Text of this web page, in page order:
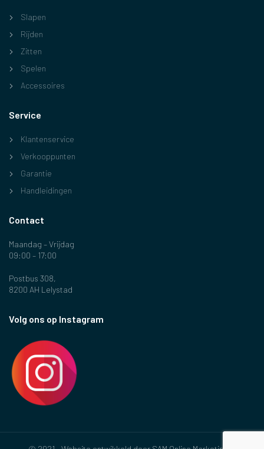
Slapen
Rijden
Zitten
Spelen
Accessoires
Service
Klantenservice
Verkooppunten
Garantie
Handleidingen
Contact
Maandag – Vrijdag
09:00 – 17:00
Postbus 308,
8200 AH Lelystad
Volg ons op Instagram